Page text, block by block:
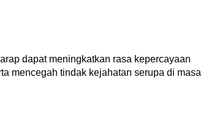
dapat meningkatkan rasa kepercayaan
mencegah tindak kejahatan serupa di masa